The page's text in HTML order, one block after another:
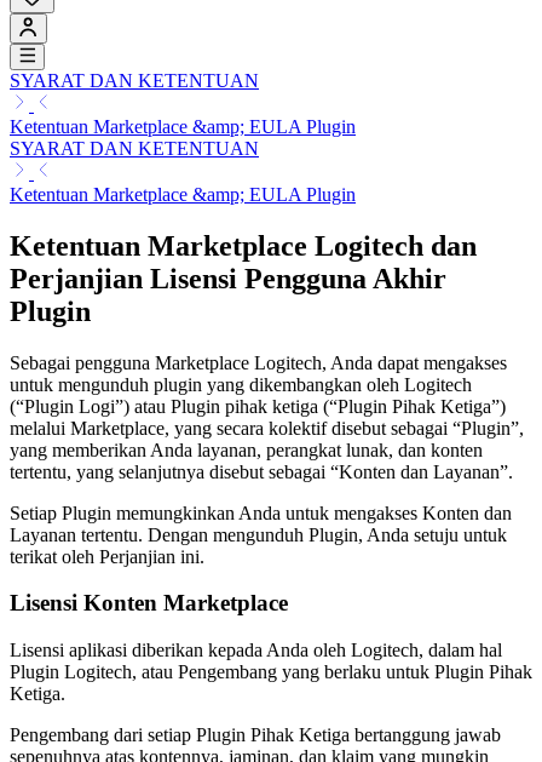
SYARAT DAN KETENTUAN
Ketentuan Marketplace &amp; EULA Plugin
SYARAT DAN KETENTUAN
Ketentuan Marketplace &amp; EULA Plugin
Ketentuan Marketplace Logitech dan
Perjanjian Lisensi Pengguna Akhir
Plugin
Sebagai pengguna Marketplace Logitech, Anda dapat mengakses
untuk mengunduh plugin yang dikembangkan oleh Logitech
(“Plugin Logi”) atau Plugin pihak ketiga (“Plugin Pihak Ketiga”)
melalui Marketplace, yang secara kolektif disebut sebagai “Plugin”,
yang memberikan Anda layanan, perangkat lunak, dan konten
tertentu, yang selanjutnya disebut sebagai “Konten dan Layanan”.
Setiap Plugin memungkinkan Anda untuk mengakses Konten dan
Layanan tertentu. Dengan mengunduh Plugin, Anda setuju untuk
terikat oleh Perjanjian ini.
Lisensi Konten Marketplace
Lisensi aplikasi diberikan kepada Anda oleh Logitech, dalam hal
Plugin Logitech, atau Pengembang yang berlaku untuk Plugin Pihak
Ketiga.
Pengembang dari setiap Plugin Pihak Ketiga bertanggung jawab
sepenuhnya atas kontennya, jaminan, dan klaim yang mungkin